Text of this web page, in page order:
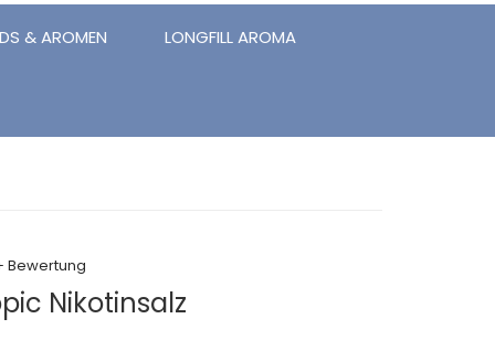
& AROMEN LONGFILL AROMA
Bewertung
Nikotinsalz